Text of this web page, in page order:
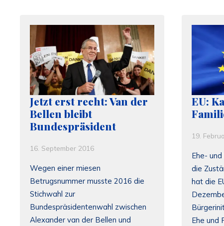
Jetzt erst recht: Van der
Bellen bleibt
Bundespräsident
16. September 2016
Wegen einer miesen
Betrugsnummer musste 2016 die
Stichwahl zur
Bundespräsidentenwahl zwischen
Alexander van der Bellen und
EU:
19.
Ehe-
die
hat die
Ehe und